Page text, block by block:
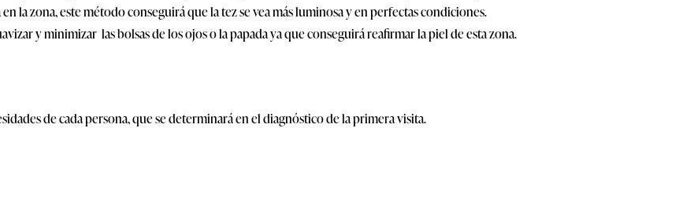
la zona, este método conseguirá que la tez se vea más luminosa y en perfectas condiciones.
y minimizar las bolsas de los ojos o la papada ya que conseguirá reafirmar la piel de esta zona.
de cada persona, que se determinará en el diagnóstico de la primera visita.